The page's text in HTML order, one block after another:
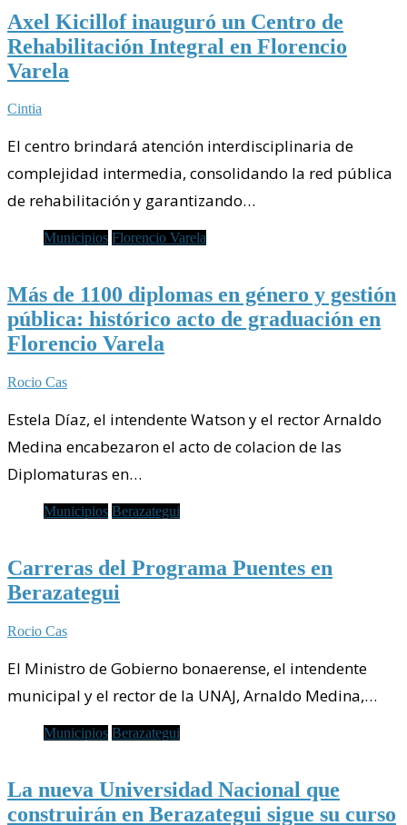
Axel Kicillof inauguró un Centro de
Rehabilitación Integral en Florencio
Varela
Cintia
El centro brindará atención interdisciplinaria de
complejidad intermedia, consolidando la red pública
de rehabilitación y garantizando…
Municipios Florencio Varela
Más de 1100 diplomas en género y gestión
pública: histórico acto de graduación en
Florencio Varela
Rocio Cas
Estela Díaz, el intendente Watson y el rector Arnaldo
Medina encabezaron el acto de colacion de las
Diplomaturas en…
Municipios Berazategui
Carreras del Programa Puentes en
Berazategui
Rocio Cas
El Ministro de Gobierno bonaerense, el intendente
municipal y el rector de la UNAJ, Arnaldo Medina,…
Municipios Berazategui
La nueva Universidad Nacional que
construirán en Berazategui sigue su curso